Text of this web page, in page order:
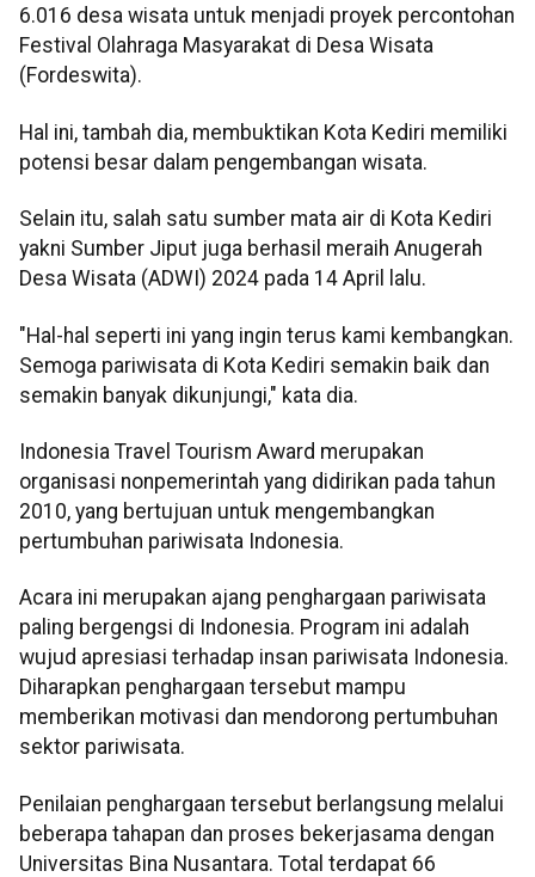
6.016 desa wisata untuk menjadi proyek percontohan
Festival Olahraga Masyarakat di Desa Wisata
(Fordeswita).
Hal ini, tambah dia, membuktikan Kota Kediri memiliki
potensi besar dalam pengembangan wisata.
Selain itu, salah satu sumber mata air di Kota Kediri
yakni Sumber Jiput juga berhasil meraih Anugerah
Desa Wisata (ADWI) 2024 pada 14 April lalu.
"Hal-hal seperti ini yang ingin terus kami kembangkan.
Semoga pariwisata di Kota Kediri semakin baik dan
semakin banyak dikunjungi," kata dia.
Indonesia Travel Tourism Award merupakan
organisasi nonpemerintah yang didirikan pada tahun
2010, yang bertujuan untuk mengembangkan
pertumbuhan pariwisata Indonesia.
Acara ini merupakan ajang penghargaan pariwisata
paling bergengsi di Indonesia. Program ini adalah
wujud apresiasi terhadap insan pariwisata Indonesia.
Diharapkan penghargaan tersebut mampu
memberikan motivasi dan mendorong pertumbuhan
sektor pariwisata.
Penilaian penghargaan tersebut berlangsung melalui
beberapa tahapan dan proses bekerjasama dengan
Universitas Bina Nusantara. Total terdapat 66